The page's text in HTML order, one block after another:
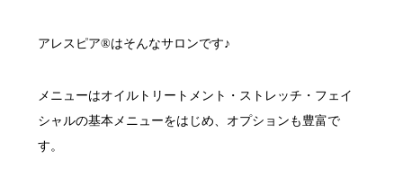
アレスピア®はそんなサロンです♪
メニューはオイルトリートメント・ストレッチ・フェイ
シャルの基本メニューをはじめ、オプションも豊富で
す。